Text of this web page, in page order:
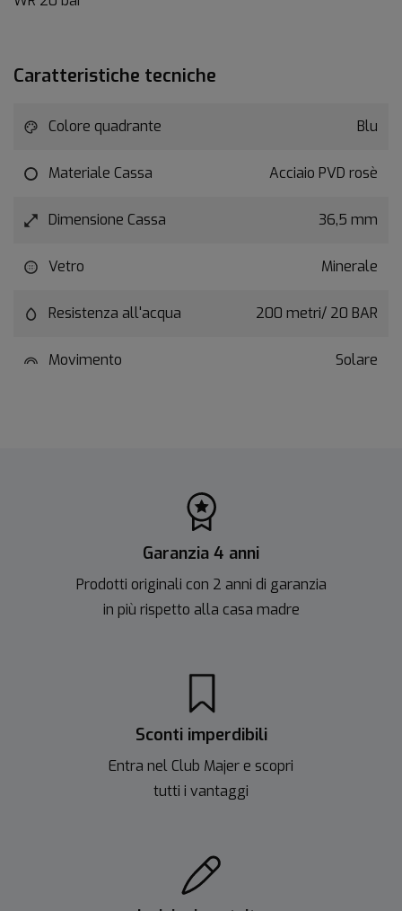
Caratteristiche tecniche
Colore quadrante Blu
Materiale Cassa Acciaio PVD rosè
Dimensione Cassa 36,5 mm
Vetro Minerale
Resistenza all'acqua 200 metri/ 20 BAR
Movimento Solare
Garanzia 4 anni
Prodotti originali con 2 anni di garanzia
in più rispetto alla casa madre
Sconti imperdibili
Entra nel Club Majer e scopri
tutti i vantaggi